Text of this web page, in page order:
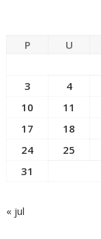
P U
3
4
10
11
17
18
24
25
31
« jul